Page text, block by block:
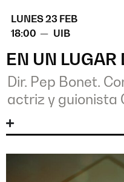
LUNES 23 FEB
18:00 — UIB
EN UN LUGAR
Dir. Pep Bonet.
actriz y guionista